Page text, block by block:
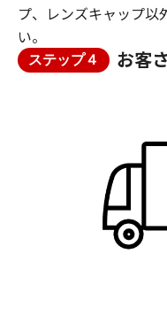
プ、レンズキャップ以
い。
ステップ４ お客